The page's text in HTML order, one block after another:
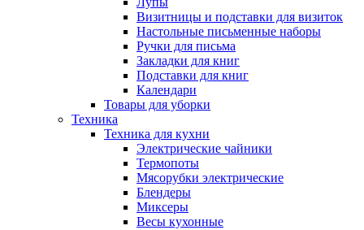
Визитницы и подставки для визиток
Настольные письменные наборы
Ручки для письма
Закладки для книг
Подставки для книг
Календари
Товары для уборки
Техника
Техника для кухни
Электрические чайники
Термопоты
Мясорубки электрические
Блендеры
Миксеры
Весы кухонные